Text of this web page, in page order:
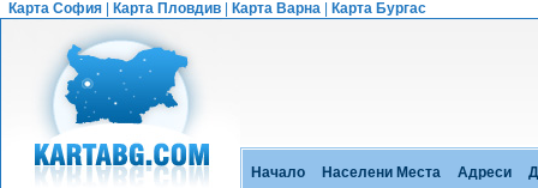
Карта София Карта Пловдив Карта Варна Карта Бургас
Начало Населени Места Адреси